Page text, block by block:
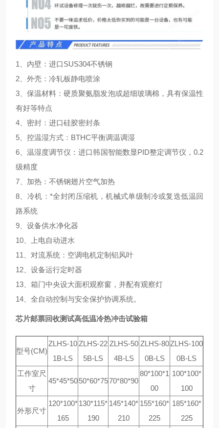
1、内壁：进口SUS304不锈钢
2、外壳：冷轧板静电喷涂
3、保温材料：硬质聚氨脂发泡或超细玻璃棉，具有保温性
有好等特点
4、密封：进口硅胶密封条
5、控温湿方式：BTHC平衡调温调湿
6、温湿度调节仪：进口韩国智能数显PID整定调节仪，0.2
级精度
7、加热：不锈钢翅片空气加热
8、冷机：*全封闭压缩机，机械式单级制冷或复迭低温回
路系统
9、设备供水净化器
10、上电自动进水
11、对流系统：空调电机定制铝风叶
12、设备运行定时器
13、箱门中央设大面积观察窗，并配有观察灯
14、全自动控制与安全保护协调系统。
芯片邮票回收测试高低温冷热冲击试验箱
型号(CM)
ZLHS-10
1B-LS
ZLHS-22
5B-LS
ZLHS-50
4B-LS
ZLHS-80
0B-LS
ZLHS-100
0B-LS
工作室尺
寸
45*45*50 50*60*7570*80*90
80*100*1
00
100*100*
100
外形尺寸
120*100*
165
130*115*
190
145*140*
210
155*160*
225
185*160*
225